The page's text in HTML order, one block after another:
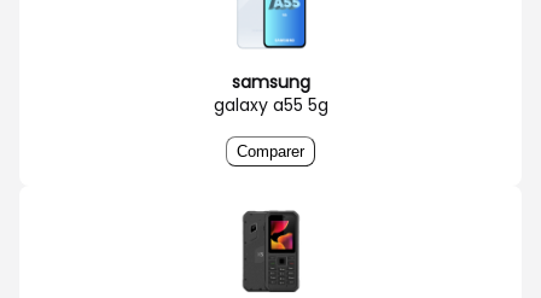
samsung
galaxy a55 5g
Comparer